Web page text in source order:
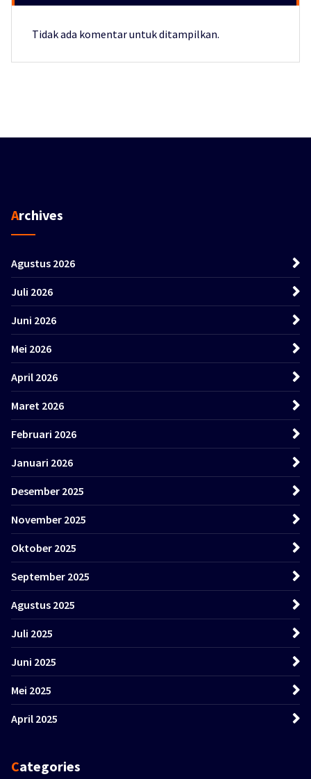
Tidak ada komentar untuk ditampilkan.
Archives
Agustus 2026
Juli 2026
Juni 2026
Mei 2026
April 2026
Maret 2026
Februari 2026
Januari 2026
Desember 2025
November 2025
Oktober 2025
September 2025
Agustus 2025
Juli 2025
Juni 2025
Mei 2025
April 2025
Categories